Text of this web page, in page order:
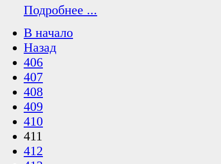
Подробнее ...
В начало
Назад
406
407
408
409
410
411
412